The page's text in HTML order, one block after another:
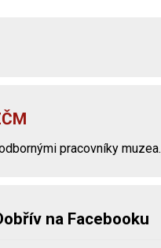
pracovníky muzea.
na Facebooku